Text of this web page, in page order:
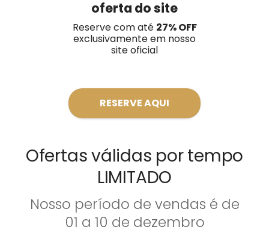
oferta do site
Reserve com até 27% OFF
exclusivamente em nosso
site oficial
RESERVE AQUI
Ofertas válidas por tempo
LIMITADO
Nosso período de vendas é de
01 a 10 de dezembro